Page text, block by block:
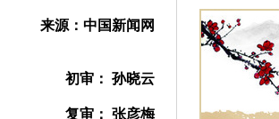
来源：中国新闻网
初审： 孙晓云
复审： 张彦梅